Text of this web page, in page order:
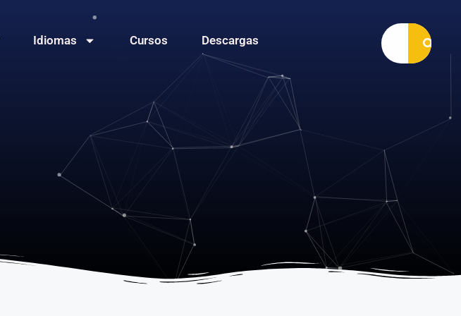
Idiomas Cursos Descargas